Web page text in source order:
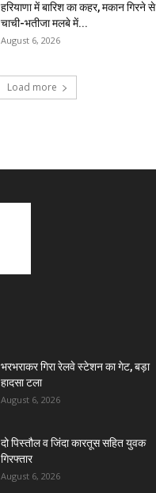
हरियाणा में बारिश का कहर, मकान गिरने से
चाची-भतीजा मलबे में...
August 6, 2026
Load more
भरभराकर गिरा रेलवे स्टेशन का गेट, बड़ा
हादसा टला
August 6, 2026
दो पिस्तौल व जिंदा कारतूस सहित युवक
गिरफ्तार
August 6, 2026